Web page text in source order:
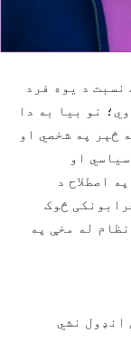
نسبت د یوه فرد
نو بیا به دا
څېر په شخصي او
او
اصطلاح د
څوک
له مخې په
انډول نشي